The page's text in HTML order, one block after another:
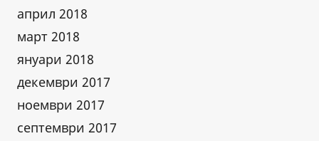
април 2018
март 2018
януари 2018
декември 2017
ноември 2017
септември 2017